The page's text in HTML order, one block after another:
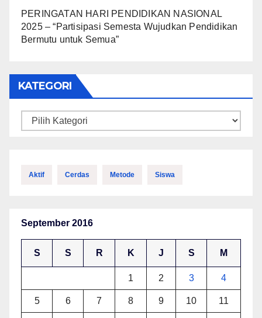
PERINGATAN HARI PENDIDIKAN NASIONAL
2025 – “Partisipasi Semesta Wujudkan Pendidikan
Bermutu untuk Semua”
KATEGORI
Kategori
Aktif Cerdas Metode Siswa
September 2016
S S R K J S M
1 2 3 4
5 6 7 8 9 10 11